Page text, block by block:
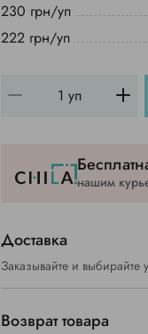
230 грн/уп
222 грн/уп
нашим
Доставка
Заказывайте и
Возврат товара